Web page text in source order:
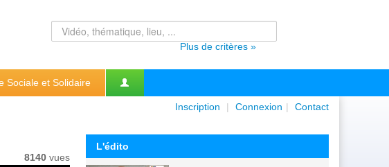
Plus de critères »
Sociale et Solidaire
Inscription | Connexion | Contact
8140vues
L'édito